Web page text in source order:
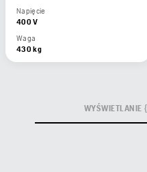
Napięcie
400 V
Waga
430 kg
WYŚWIETLANIE